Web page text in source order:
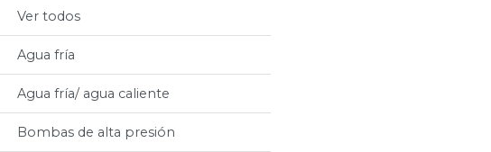
Ver todos
Agua fría
Agua fría/ agua caliente
Bombas de alta presión